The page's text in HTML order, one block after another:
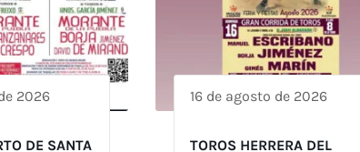
2026
DE SANTA
16 de agosto de 2026
TOROS HERRERA DEL